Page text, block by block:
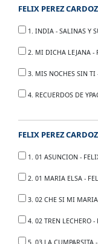
FELIX PEREZ
1. INDIA - SALINAS Y
2. MI DICHA LEJANA -
3. MIS NOCHES SIN TI
4. RECUERDOS DE
1. 01 ASUNCION - FELIX
2. 01 MARIA ELSA - FELIX
3. 02 CHE SI MI MARIA ROSARIO
4. 02 TREN LECHERO - FELIX
5. 03 LA CUMPARSITA - FELIX